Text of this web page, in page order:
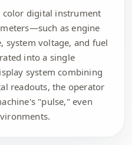
color digital instrument
as engine
system voltage, and fuel
into a single
system combining
readouts, the operator
"pulse," even